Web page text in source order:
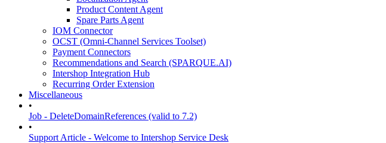
Product Content Agent
Spare Parts Agent
IOM Connector
OCST (Omni-Channel Services Toolset)
Payment Connectors
Recommendations and Search (SPARQUE.AI)
Intershop Integration Hub
Recurring Order Extension
Miscellaneous
•
Job - DeleteDomainReferences (valid to 7.2)
•
Support Article - Welcome to Intershop Service Desk